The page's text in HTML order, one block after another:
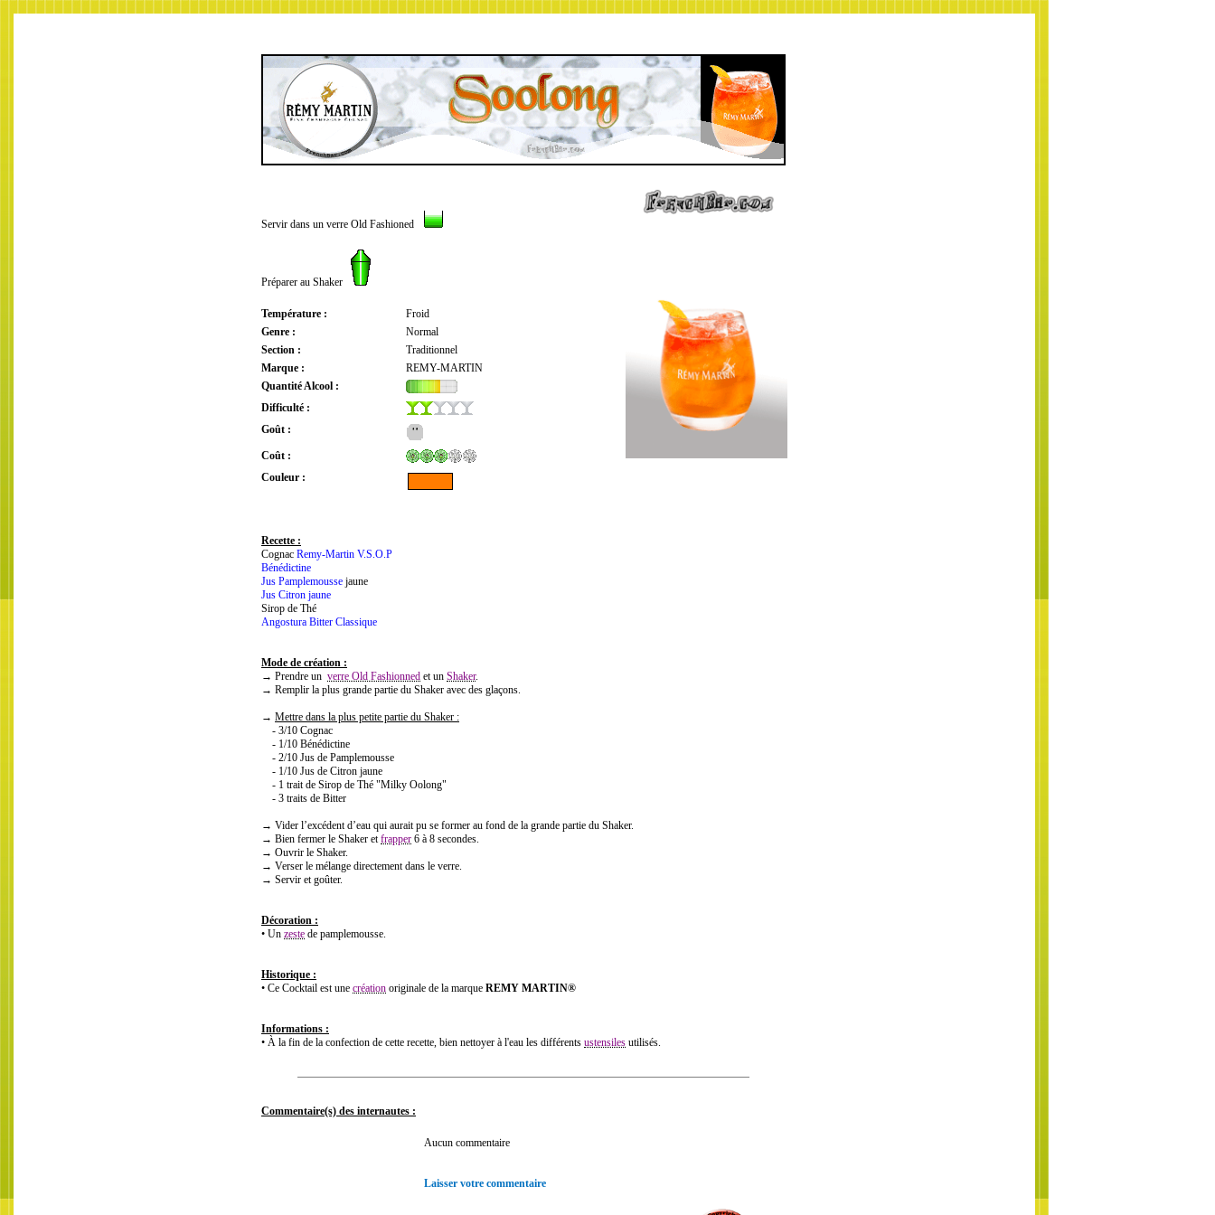
Servir dans un verre Old Fashioned
Préparer au Shaker
Température :
Froid
Genre :
Normal
Section :
Traditionnel
Marque :
REMY-MARTIN
Quantité Alcool :
Difficulté :
Goût :
Coût :
Couleur :
Recette :
Cognac Remy-Martin V.S.O.P
Bénédictine
Jus Pamplemousse jaune
Jus Citron jaune
Sirop de Thé
Angostura Bitter Classique
Mode de création :
→ Prendre un verre Old Fashionned et un Shaker.
→ Remplir la plus grande partie du Shaker avec des glaçons.
→ Mettre dans la plus petite partie du Shaker :
- 3/10 Cognac
- 1/10 Bénédictine
- 2/10 Jus de Pamplemousse
- 1/10 Jus de Citron jaune
- 1 trait de Sirop de Thé "Milky Oolong"
- 3 traits de Bitter
→ Vider l’excédent d’eau qui aurait pu se former au fond de la grande partie du Shaker.
→ Bien fermer le Shaker etfrapper 6 à 8 secondes.
→ Ouvrir le Shaker.
→ Verser le mélange directement dans le verre.
→ Servir et goûter.
Décoration :
• Un zeste de pamplemousse.
Historique :
• Ce Cocktail est une création originale de la marque REMY MARTIN®
Informations :
• À la fin de la confection de cette recette, bien nettoyer à l'eau les différents ustensiles utilisés.
Commentaire(s) des internautes :
Aucun commentaire
Laisser votre commentaire